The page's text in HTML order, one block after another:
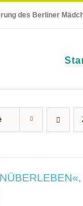
des Berliner